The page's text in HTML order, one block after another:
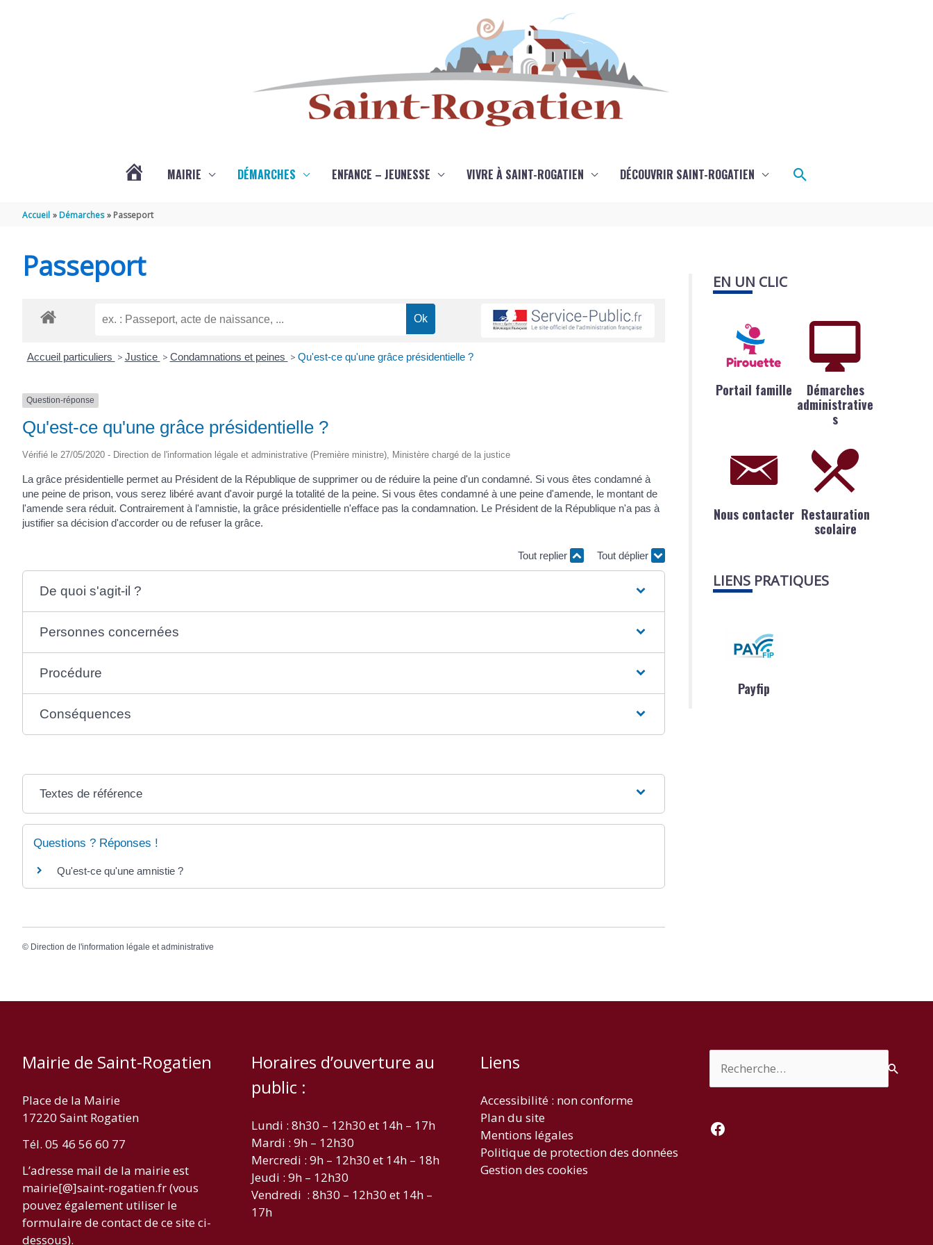
ROGATIEN
MAIRIE DÉMARCHES ENFANCE – JEUNESSE VIVRE À SAINT-ROGATIEN DÉCOUVRIR SAINT-ROGATIEN Rechercher
Accueil Démarches Passeport
Passeport
Accueil particuliers > Justice > Condamnations et peines > Qu'est-ce qu'une grâce présidentielle ?
Question-réponse
Qu'est-ce qu'une grâce présidentielle ?
Vérifié le 27/05/2020 - Direction de l'information légale et administrative (Première ministre), Ministère chargé de la justice
La grâce présidentielle permet au Président de la République de supprimer ou de réduire la peine d'un condamné. Si vous êtes condamné à
une peine de prison, vous serez libéré avant d'avoir purgé la totalité de la peine. Si vous êtes condamné à une peine d'amende, le montant de
l'amende sera réduit. Contrairement à l'amnistie, la grâce présidentielle n'efface pas la condamnation. Le Président de la République n'a pas à
justifier sa décision d'accorder ou de refuser la grâce.
Tout replier Tout déplier
De quoi s'agit-il ?
Personnes concernées
Procédure
Conséquences
Textes de référence
Questions ? Réponses !
Qu'est-ce qu'une amnistie ?
© Direction de l'information légale et administrative
EN UN CLIC
Portail famille
Démarches
administrative
s
Nous contacter Restauration
scolaire
LIENS PRATIQUES
Payfip
Mairie de Saint-Rogatien
Place de la Mairie
17220 Saint Rogatien
Tél. 05 46 56 60 77
L’adresse mail de la mairie est
mairie[@]saint-rogatien.fr (vous
pouvez également utiliser le
formulaire de contact de ce site ci-
dessous).
Horaires d’ouverture au
public :
Lundi : 8h30 – 12h30 et 14h – 17h
Mardi : 9h – 12h30
Mercredi : 9h – 12h30 et 14h – 18h
Jeudi : 9h – 12h30
Vendredi : 8h30 – 12h30 et 14h –
17h
Liens
Accessibilité : non conforme
Plan du site
Mentions légales
Politique de protection des données
Gestion des cookies
Facebook